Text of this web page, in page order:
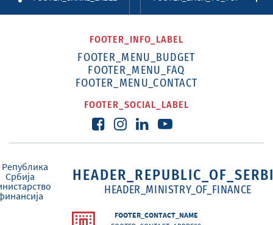
FOOTER_INFO_LABEL
FOOTER_MENU_BUDGET
FOOTER_MENU_FAQ
FOOTER_MENU_CONTACT
FOOTER_SOCIAL_LABEL
HEADER_MINISTRY_OF_FINANCE
FOOTER_CONTACT_NAME